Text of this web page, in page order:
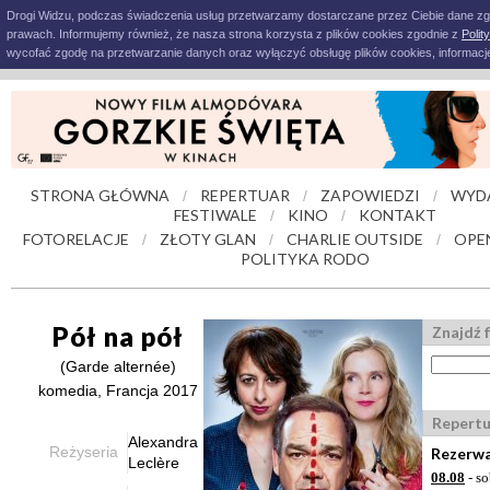
Drogi Widzu, podczas świadczenia usług przetwarzamy dostarczane przez Ciebie dane
prawach. Informujemy również, że nasza strona korzysta z plików cookies zgodnie z
wycofać zgodę na przetwarzanie danych oraz wyłączyć obsługę plików cookies,
STRONA GŁÓWNA / REPERTUAR / ZAPOWIEDZI /
FESTIWALE
/ KINO /
KONTAKT
FOTORELACJE
/ ZŁOTY GLAN / CHARLIE OUTSIDE /
POLITYKA RODO
Pół na pół
(Garde alternée)
komedia, Francja 2017
Reżyseria
Alexandra
Leclère
Znajdź
08.08 -